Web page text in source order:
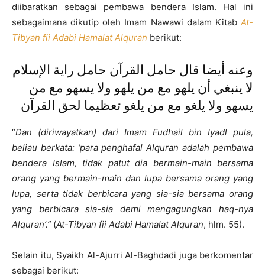
diibaratkan sebagai pembawa bendera Islam. Hal ini
sebagaimana dikutip oleh Imam Nawawi dalam Kitab At-
Tibyan fii Adabi Hamalat Alquran berikut:
وعنه أيضا قال حامل القرآن حامل راية الإسلام
لا ينبغي أن يلهو مع من يلهو ولا يسهو مع من
يسهو ولا يلغو مع من يلغو تعظيما لحق القرآن
“Dan (diriwayatkan) dari Imam Fudhail bin Iyadl pula,
beliau berkata: ‘para penghafal Alquran adalah pembawa
bendera Islam, tidak patut dia bermain-main bersama
orang yang bermain-main dan lupa bersama orang yang
lupa, serta tidak berbicara yang sia-sia bersama orang
yang berbicara sia-sia demi mengagungkan haq-nya
Alquran’.” (At-Tibyan fii Adabi Hamalat Alquran, hlm. 55).
Selain itu, Syaikh Al-Ajurri Al-Baghdadi juga berkomentar
sebagai berikut: